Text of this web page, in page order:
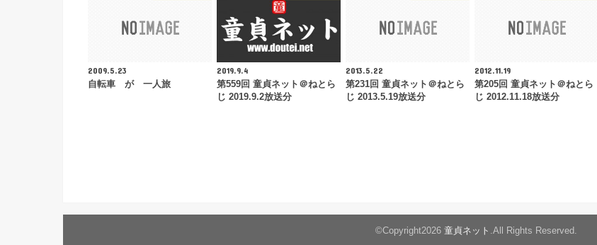
2009.5.23
自転車 が 一人旅
2019.9.4
第559回 童貞ネット＠ねとら
じ 2019.9.2放送分
2013.5.22
第231回 童貞ネット＠ねとら
じ 2013.5.19放送分
2012.11.19
第205回 童貞ネット＠ねとら
じ 2012.11.18放送分
©Copyright2026 童貞ネット .All Rights Reserved.